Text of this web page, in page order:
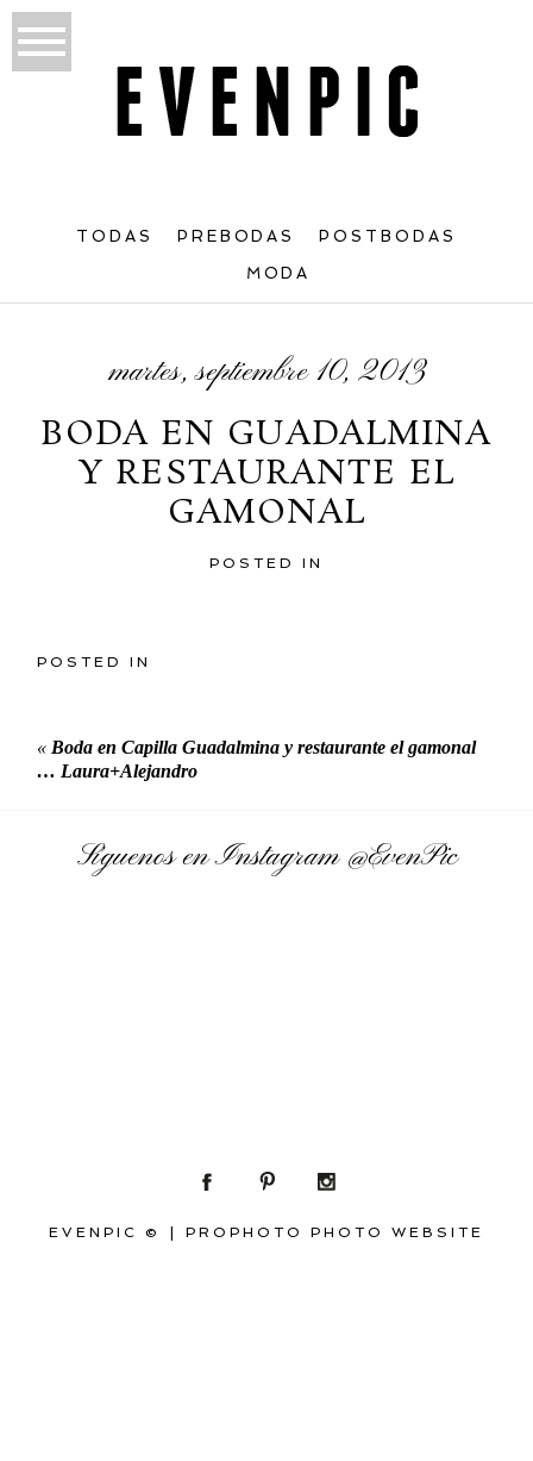
TODAS PREBODAS POSTBODAS
MODA
martes, septiembre 10, 2013
BODA EN GUADALMINA
Y RESTAURANTE EL
GAMONAL
POSTED IN
POSTED IN
« Boda en Capilla Guadalmina y restaurante el gamonal
… Laura+Alejandro
Síguenos en Instagram@EvenPic
EVENPIC © PROPHOTO PHOTO WEBSITE